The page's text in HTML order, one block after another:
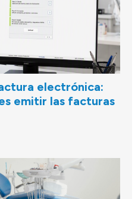
electrónica:
emitir las facturas